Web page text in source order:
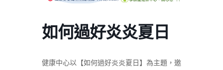
如何過好炎炎夏日
健康中心以【如何過好炎炎夏日】為主題，邀